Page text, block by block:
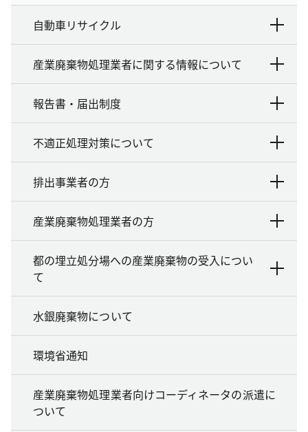
自動車リサイクル
産業廃棄物処理業者に関する情報について
報告書・届出制度
不適正処理対策について
排出事業者の方
産業廃棄物処理業者の方
都の埋立処分場への産業廃棄物の受入につい
て
水銀廃棄物について
環境省通知
産業廃棄物処理業者向けコーディネータの派遣に
ついて